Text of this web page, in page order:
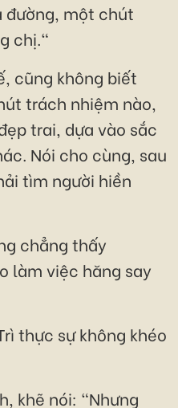
đường, một chút
chị."
cũng không biết
trách nhiệm nào,
trai, dựa vào sắc
Nói cho cùng, sau
tìm người hiền
chẳng thấy
làm việc hăng say
thực sự không khéo
khẽ nói: "Nhưng